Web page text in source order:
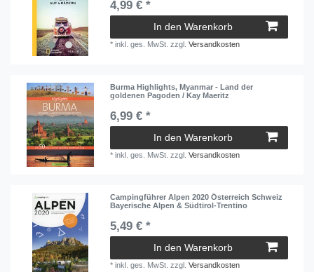
4,99 € *
In den Warenkorb
*inkl. ges. MwSt. zzgl.Versandkosten
Burma Highlights, Myanmar - Land der
goldenen Pagoden / Kay Maeritz
6,99 € *
In den Warenkorb
*inkl. ges. MwSt. zzgl.Versandkosten
Campingführer Alpen 2020 Österreich Schweiz
Bayerische Alpen & Südtirol-Trentino
5,49 € *
In den Warenkorb
*inkl. ges. MwSt. zzgl.Versandkosten